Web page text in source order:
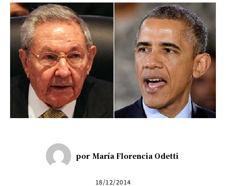
por María Florencia Odetti
18/12/2014